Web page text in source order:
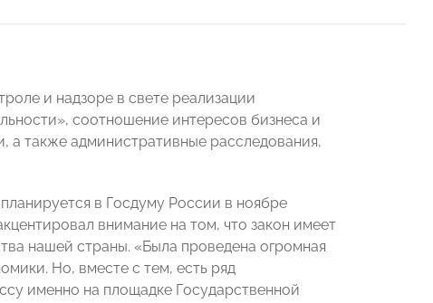
и надзоре в свете реализации
соотношение интересов бизнеса и
а также административные расследования,
в Госдуму России в ноябре
внимание на том, что закон имеет
нашей страны. «Была проведена огромная
Но, вместе с тем, есть ряд
именно на площадке Государственной